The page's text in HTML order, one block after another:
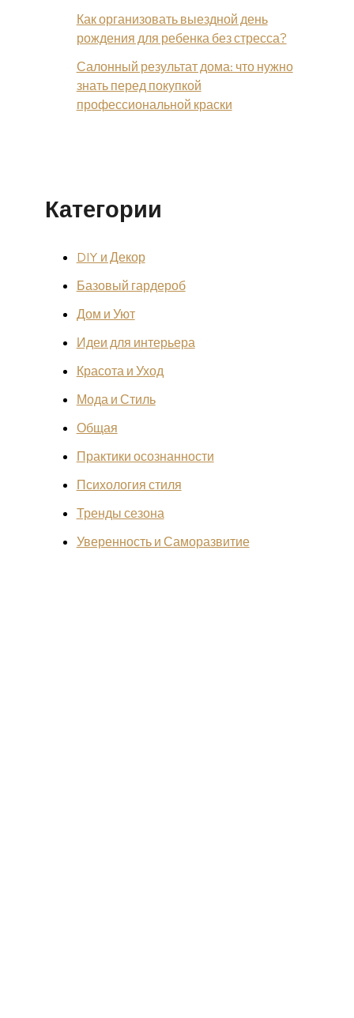
Как организовать выездной день
рождения для ребенка без стресса?
Салонный результат дома: что нужно
знать перед покупкой
профессиональной краски
Категории
DIY и Декор
Базовый гардероб
Дом и Уют
Идеи для интерьера
Красота и Уход
Мода и Стиль
Общая
Практики осознанности
Психология стиля
Тренды сезона
Уверенность и Саморазвитие